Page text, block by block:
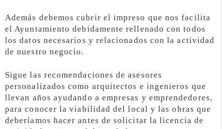
Además debemos cubrir el impreso que nos facilita
el Ayuntamiento debidamente rellenado con todos
los datos necesarios y relacionados con la actividad
de nuestro negocio.
Sigue las recomendaciones de asesores
personalizados como arquitectos e ingenieros que
llevan años ayudando a empresas y emprendedores,
para conocer la viabilidad del local y las obras que
deberíamos hacer antes de solicitar la licencia de